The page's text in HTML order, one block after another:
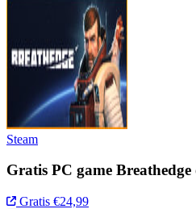
Steam
Gratis PC game Breathedge
Gratis €24,99